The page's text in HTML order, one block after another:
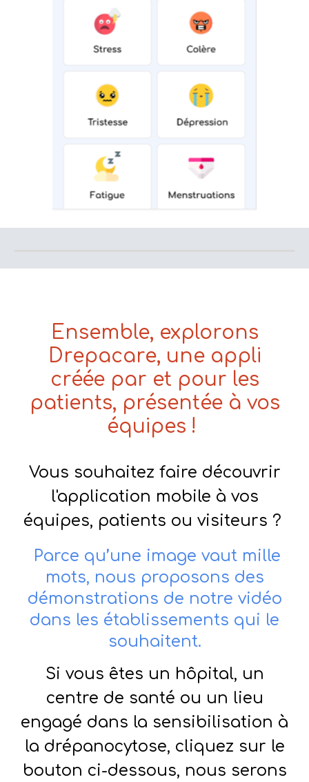
Ensemble, explorons
Drepacare, une appli
créée par et pour les
patients, présentée à vos
équipes !
Vous souhaitez faire découvrir
l'application mobile à vos
équipes, patients ou visiteurs ?
Parce qu’une image vaut mille
mots, nous proposons des
démonstrations de notre vidéo
dans les établissements qui le
souhaitent.
Si vous êtes un hôpital, un
centre de santé ou un lieu
engagé dans la sensibilisation à
la drépanocytose, cliquez sur le
bouton ci-dessous, nous serons